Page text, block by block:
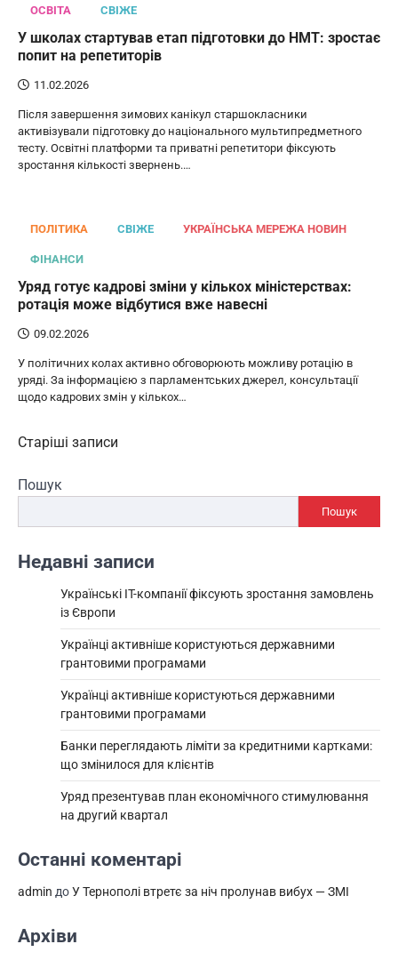
ОСВІТА СВІЖЕ
У школах стартував етап підготовки до НМТ: зростає
попит на репетиторів
11.02.2026
Після завершення зимових канікул старшокласники
активізували підготовку до національного мультипредметного
тесту. Освітні платформи та приватні репетитори фіксують
зростання кількості звернень.…
ПОЛІТИКА СВІЖЕ УКРАЇНСЬКА МЕРЕЖА НОВИН
ФІНАНСИ
Уряд готує кадрові зміни у кількох міністерствах:
ротація може відбутися вже навесні
09.02.2026
У політичних колах активно обговорюють можливу ротацію в
уряді. За інформацією з парламентських джерел, консультації
щодо кадрових змін у кількох…
Навігація
записами
Старіші записи
Пошук
Пошук
Недавні записи
Українські IT-компанії фіксують зростання замовлень
із Європи
Українці активніше користуються державними
грантовими програмами
Українці активніше користуються державними
грантовими програмами
Банки переглядають ліміти за кредитними картками:
що змінилося для клієнтів
Уряд презентував план економічного стимулювання
на другий квартал
Останні коментарі
admin доУ Тернополі втретє за ніч пролунав вибух — ЗМІ
Архіви